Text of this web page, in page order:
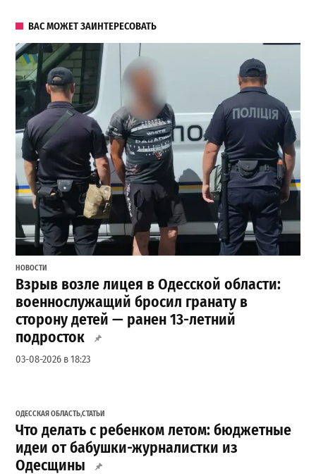
ВАС МОЖЕТ ЗАИНТЕРЕСОВАТЬ
НОВОСТИ
Взрыв возле лицея в Одесской области:
военнослужащий бросил гранату в
сторону детей — ранен 13-летний
подросток
03-08-2026 в 18:23
ОДЕССКАЯ ОБЛАСТЬ,СТАТЬИ
Что делать с ребенком летом: бюджетные
идеи от бабушки-журналистки из
Одесщины